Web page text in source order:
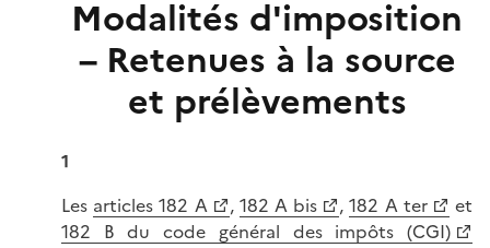
Modalités d'imposition
– Retenues à la source
et prélèvements
1
Les articles 182 A , 182 A bis ,182 A ter
et
182 B du code général des impôts (CGI)